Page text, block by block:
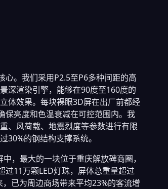
心。我们采用P2.5至P6多种间距的高
深渲染引擎，能够在90度至160度的
体效果。每块裸眼3D屏在出厂前都经
保亮度和色温衰减在可控范围内。我
、风荷载、地震烈度等参数进行有限
30%的钢结构支撑系统。
，最大的一块位于重庆解放碑商圈，
过11万颗LED灯珠，屏体总重量超过
已为周边商场带来平均23%的客流增